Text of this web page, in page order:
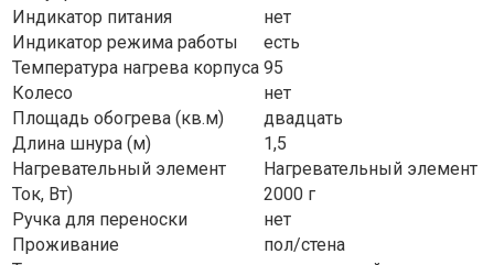
Индикатор питания
нет
Индикатор режима работы
есть
Температура нагрева корпуса 95
Колесо
нет
Площадь обогрева (кв.м)
двадцать
Длина шнура (м)
1,5
Нагревательный элемент
Нагревательный элемент
Ток, Вт)
2000 г
Ручка для переноски
нет
Проживание
пол/стена